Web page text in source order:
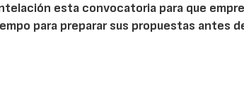
esta convocatoria para que
para preparar sus propuestas antes